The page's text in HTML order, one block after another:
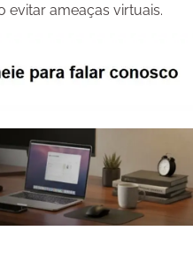
evitar ameaças virtuais.